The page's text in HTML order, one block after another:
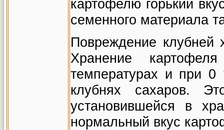
картофелю горький
семенного материала
Повреждение клубней
Хранение
температурах и при 0
клубнях сахаров.
установившейся в
нормальный вкус